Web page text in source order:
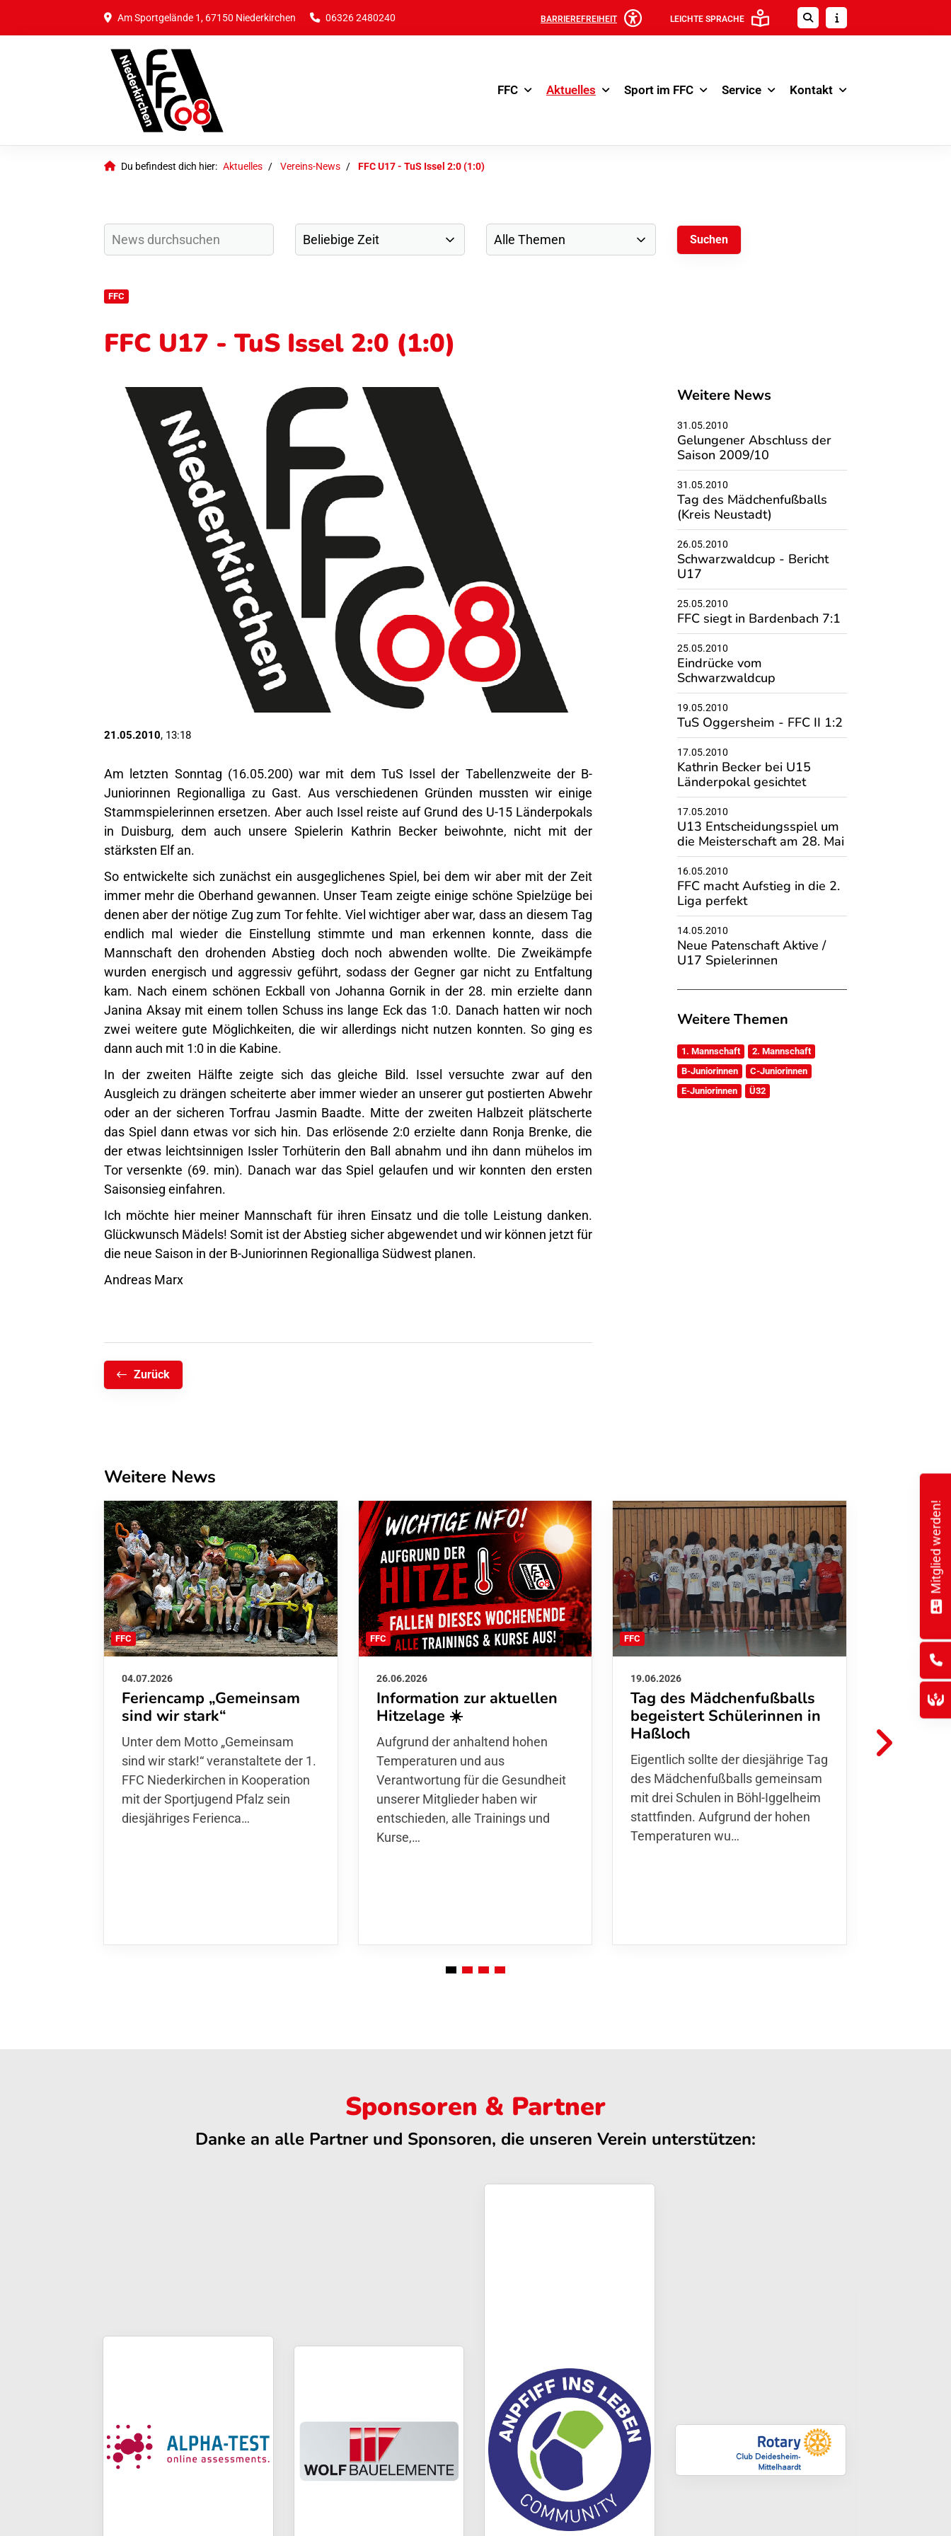
Am Sportgelände 1, 67150 Niederkirchen 06326 2480240 BARRIEREFREIHEIT LEICHTE SPRACHE
FFC Aktuelles Sport im FFC Service Kontakt
Du befindest dich hier: Aktuelles Vereins-News FFC U17 - TuS Issel 2:0 (1:0)
FFC
FFC U17 - TuS Issel 2:0 (1:0)
21.05.2010, 13:18
Am letzten Sonntag (16.05.200) war mit dem TuS Issel der Tabellenzweite der B-
Juniorinnen Regionalliga zu Gast. Aus verschiedenen Gründen mussten wir einige
Stammspielerinnen ersetzen. Aber auch Issel reiste auf Grund des U-15 Länderpokals
in Duisburg, dem auch unsere Spielerin Kathrin Becker beiwohnte, nicht mit der
stärksten Elf an.
So entwickelte sich zunächst ein ausgeglichenes Spiel, bei dem wir aber mit der Zeit
immer mehr die Oberhand gewannen. Unser Team zeigte einige schöne Spielzüge bei
denen aber der nötige Zug zum Tor fehlte. Viel wichtiger aber war, dass an diesem Tag
endlich mal wieder die Einstellung stimmte und man erkennen konnte, dass die
Mannschaft den drohenden Abstieg doch noch abwenden wollte. Die Zweikämpfe
wurden energisch und aggressiv geführt, sodass der Gegner gar nicht zu Entfaltung
kam. Nach einem schönen Eckball von Johanna Gornik in der 28. min erzielte dann
Janina Aksay mit einem tollen Schuss ins lange Eck das 1:0. Danach hatten wir noch
zwei weitere gute Möglichkeiten, die wir allerdings nicht nutzen konnten. So ging es
dann auch mit 1:0 in die Kabine.
In der zweiten Hälfte zeigte sich das gleiche Bild. Issel versuchte zwar auf den
Ausgleich zu drängen scheiterte aber immer wieder an unserer gut postierten Abwehr
oder an der sicheren Torfrau Jasmin Baadte. Mitte der zweiten Halbzeit plätscherte
das Spiel dann etwas vor sich hin. Das erlösende 2:0 erzielte dann Ronja Brenke, die
der etwas leichtsinnigen Issler Torhüterin den Ball abnahm und ihn dann mühelos im
Tor versenkte (69. min). Danach war das Spiel gelaufen und wir konnten den ersten
Saisonsieg einfahren.
Ich möchte hier meiner Mannschaft für ihren Einsatz und die tolle Leistung danken.
Glückwunsch Mädels! Somit ist der Abstieg sicher abgewendet und wir können jetzt für
die neue Saison in der B-Juniorinnen Regionalliga Südwest planen.
Andreas Marx
Zurück
Weitere News
31.05.2010
Gelungener Abschluss der
Saison 2009/10
31.05.2010
Tag des Mädchenfußballs
(Kreis Neustadt)
26.05.2010
Schwarzwaldcup - Bericht
U17
25.05.2010
FFC siegt in Bardenbach 7:1
25.05.2010
Eindrücke vom
Schwarzwaldcup
19.05.2010
TuS Oggersheim - FFC II 1:2
17.05.2010
Kathrin Becker bei U15
Länderpokal gesichtet
17.05.2010
U13 Entscheidungsspiel um
die Meisterschaft am 28. Mai
16.05.2010
FFC macht Aufstieg in die 2.
Liga perfekt
14.05.2010
Neue Patenschaft Aktive /
U17 Spielerinnen
Weitere Themen
1. Mannschaft
2. Mannschaft
B-Juniorinnen
C-Juniorinnen
E-Juniorinnen
Ü32
Weitere News
FFC
04.07.2026
Feriencamp „Gemeinsam
sind wir stark“
Unter dem Motto „Gemeinsam sind
wir stark!“ veranstaltete der 1. FFC
Niederkirchen in Kooperation mit
der Sportjugend Pfalz sein
diesjähriges Ferienca…
FFC
26.06.2026
Information zur aktuellen
Hitzelage ☀️
Aufgrund der anhaltend hohen
Temperaturen und aus
Verantwortung für die Gesundheit
unserer Mitglieder haben wir
entschieden, alle Trainings und
Kurse,…
FFC
19.06.2026
Tag des Mädchenfußballs
begeistert Schülerinnen in
Haßloch
Eigentlich sollte der diesjährige Tag
des Mädchenfußballs gemeinsam
mit drei Schulen in Böhl-Iggelheim
stattfinden. Aufgrund der hohen
Temperaturen wu…
01.06.2026
Danke
Hoffmann
Sponsoren & Partner
Danke an alle Partner und Sponsoren, die unseren Verein unterstützen:
Mitglied werden!